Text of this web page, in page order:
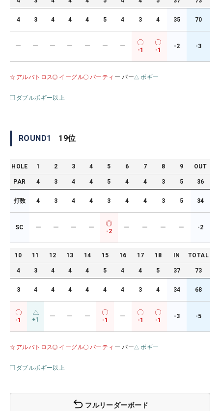
4 3 4 4 4 5 4 3 4 35 70
ー ー ー ー ー ー ー
-1 -1
-2 -3
アルバトロス イーグル バーティ ー パー ボギー
ダブルボギー以上
ROUND1 19位
HOLE 1 2 3 4 5 6 7 8 9 OUT
PAR 4 3 4 4 5 4 4 3 5 36
打数 4 3 4 4 3 4 4 3 5 34
SC ー ー ー ー
-2
ー ー ー ー -2
10 11 12 13 14 15 16 17 18 IN TOTAL
4 3 4 4 4 5 4 4 5 37 73
3 4 4 4 4 4 4 3 4 34 68
-1 +1 ー ー ー
-1
ー
-1 -1
-3 -5
アルバトロス イーグル バーティ ー パー ボギー
ダブルボギー以上
フルリーダーボード